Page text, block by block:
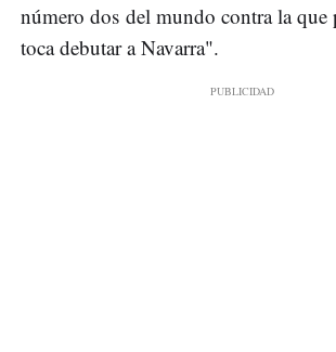
número dos del mundo contra la que
toca debutar a Navarra".